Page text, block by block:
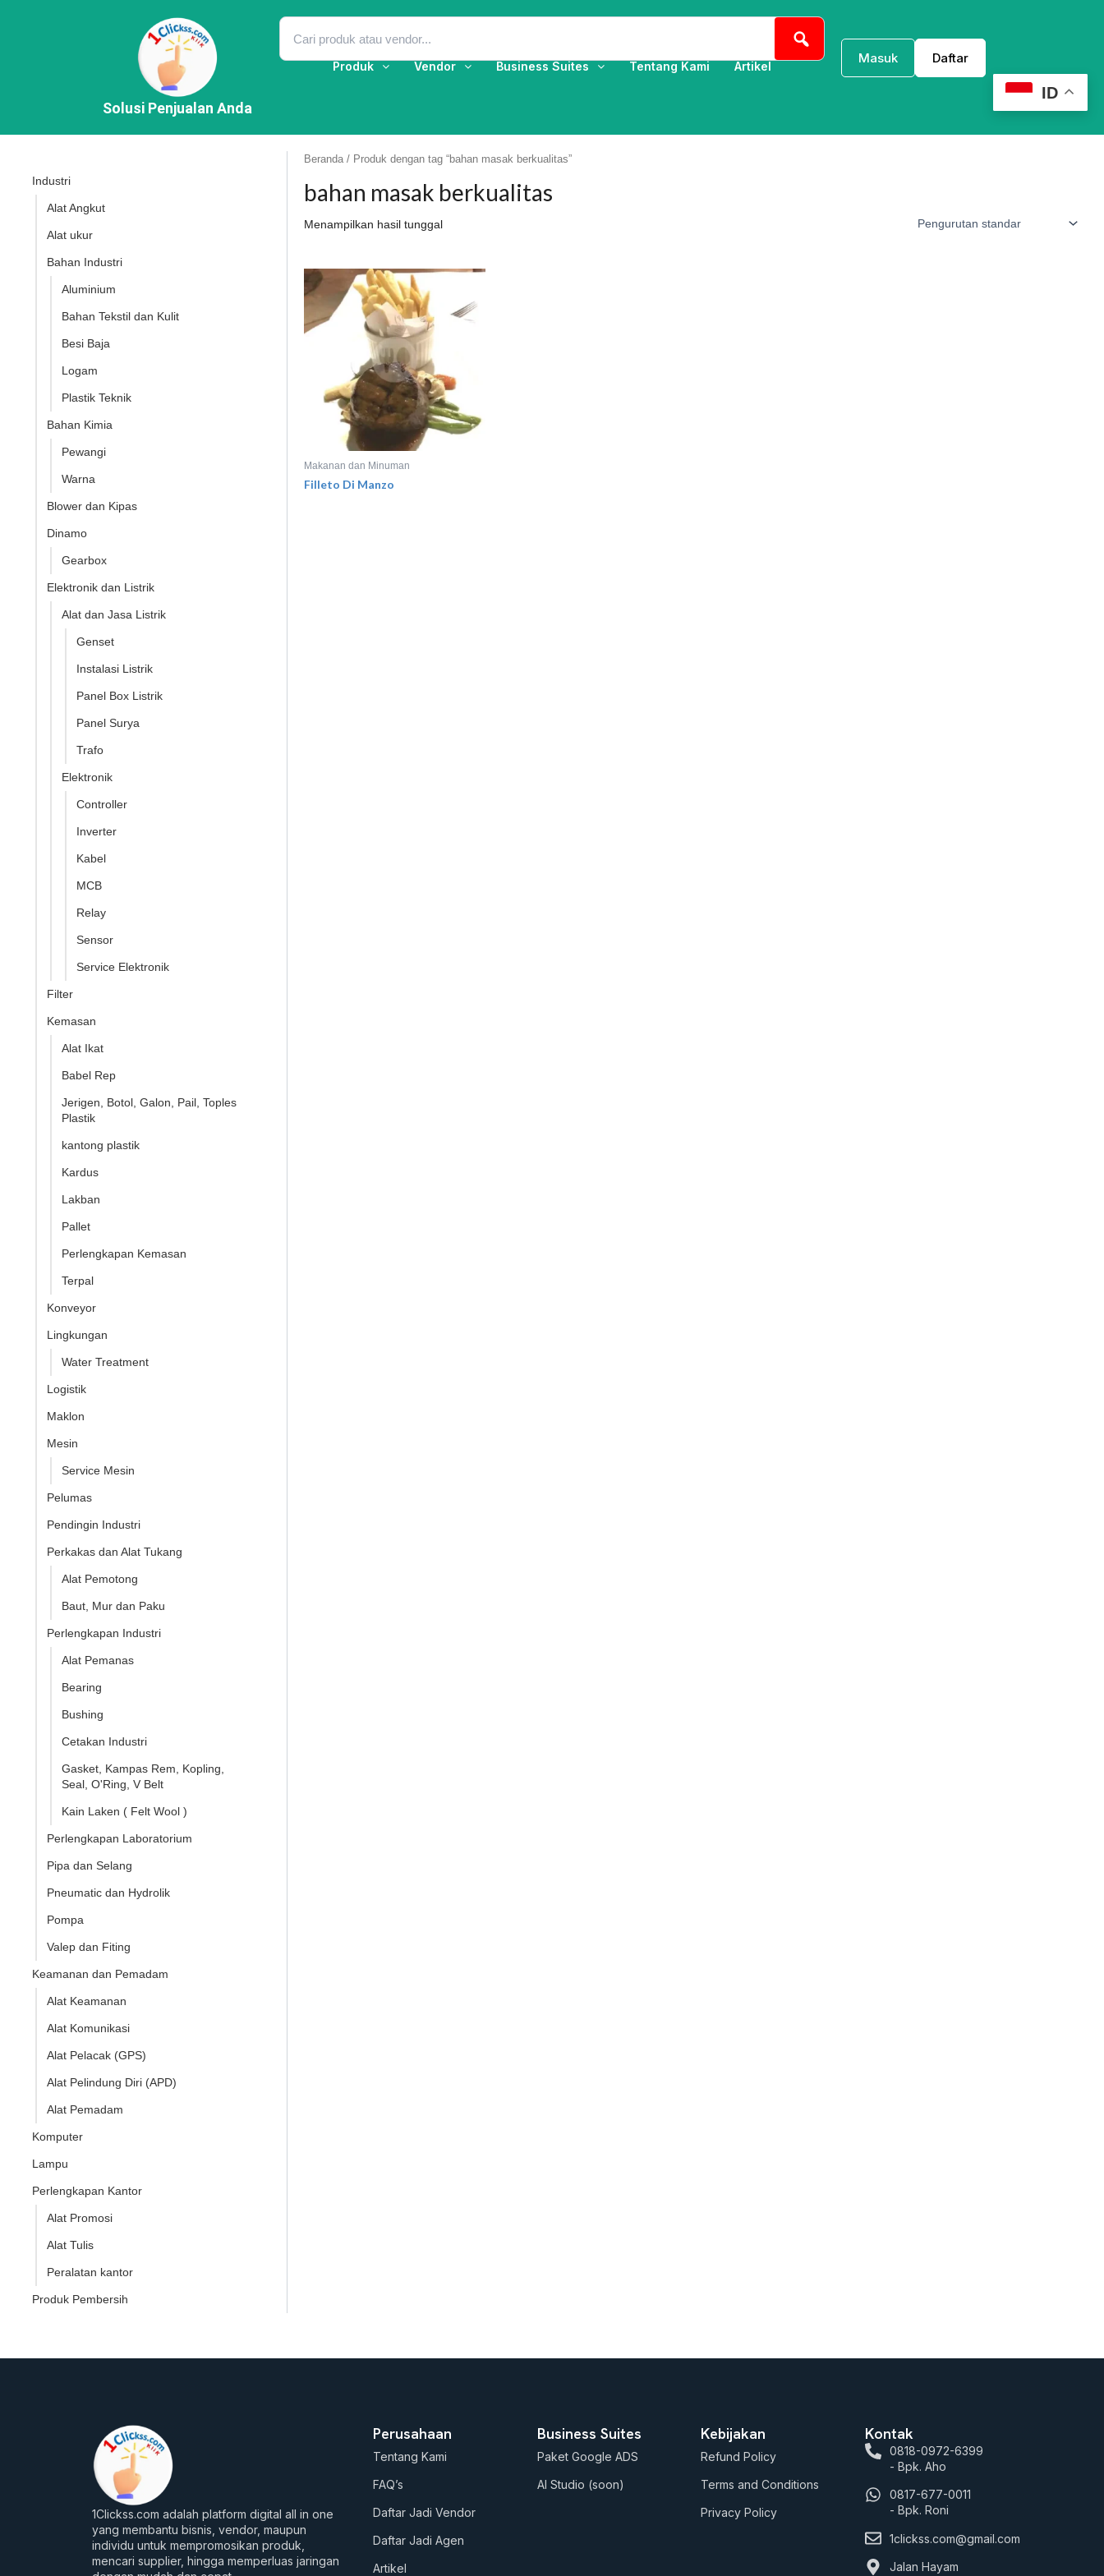
Solusi Penjualan Anda
Produk Vendor Business Suites Tentang Kami Artikel
Masuk Daftar
Industri
Alat Angkut
Alat ukur
Bahan Industri
Aluminium
Bahan Tekstil dan Kulit
Besi Baja
Logam
Plastik Teknik
Bahan Kimia
Pewangi
Warna
Blower dan Kipas
Dinamo
Gearbox
Elektronik dan Listrik
Alat dan Jasa Listrik
Genset
Instalasi Listrik
Panel Box Listrik
Panel Surya
Trafo
Elektronik
Controller
Inverter
Kabel
MCB
Relay
Sensor
Service Elektronik
Filter
Kemasan
Alat Ikat
Babel Rep
Jerigen, Botol, Galon, Pail, Toples
Plastik
kantong plastik
Kardus
Lakban
Pallet
Perlengkapan Kemasan
Terpal
Konveyor
Lingkungan
Water Treatment
Logistik
Maklon
Mesin
Service Mesin
Pelumas
Pendingin Industri
Perkakas dan Alat Tukang
Alat Pemotong
Baut, Mur dan Paku
Perlengkapan Industri
Alat Pemanas
Bearing
Bushing
Cetakan Industri
Gasket, Kampas Rem, Kopling,
Seal, O'Ring, V Belt
Kain Laken ( Felt Wool )
Perlengkapan Laboratorium
Pipa dan Selang
Pneumatic dan Hydrolik
Pompa
Valep dan Fiting
Keamanan dan Pemadam
Alat Keamanan
Alat Komunikasi
Alat Pelacak (GPS)
Alat Pelindung Diri (APD)
Alat Pemadam
Komputer
Lampu
Perlengkapan Kantor
Alat Promosi
Alat Tulis
Peralatan kantor
Produk Pembersih
Beranda/ Produk dengan tag “bahan masak berkualitas”
bahan masak berkualitas
Menampilkan hasil tunggal
Makanan dan Minuman
Filleto Di Manzo
1Clickss.com adalah platform digital all in one
yang membantu bisnis, vendor, maupun
individu untuk mempromosikan produk,
mencari supplier, hingga memperluas jaringan
Perusahaan
Tentang Kami
FAQ’s
Daftar Jadi Vendor
Daftar Jadi Agen
Artikel
Business Suites
Paket Google ADS
AI Studio (soon)
Kebijakan
Refund Policy
Terms and Conditions
Privacy Policy
Kontak
0818-0972-6399
- Bpk. Aho
0817-677-0011
- Bpk. Roni
1clickss.com@gmail.com
Jalan Hayam
ID